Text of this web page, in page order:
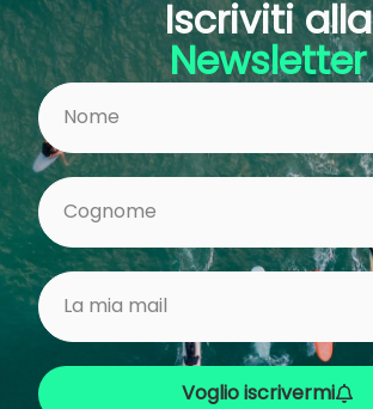
Iscriviti alla
Newsletter
Voglio iscrivermi